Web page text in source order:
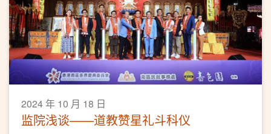
2024 年 10 月 18 日
监院浅谈——道教赞星礼斗科仪